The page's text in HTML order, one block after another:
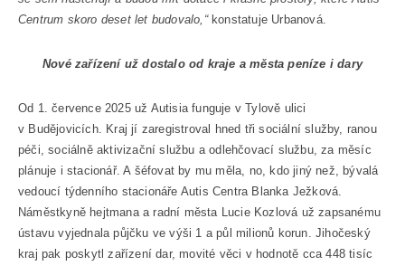
Centrum skoro deset let budovalo,“ konstatuje Urbanová.
Nové zařízení už dostalo od kraje a města peníze i dary
Od 1. července 2025 už Autisia funguje v Tylově ulici
v Budějovicích. Kraj jí zaregistroval hned tři sociální služby, ranou
péči, sociálně aktivizační službu a odlehčovací službu, za měsíc
plánuje i stacionář. A šéfovat by mu měla, no, kdo jiný než, bývalá
vedoucí týdenního stacionáře Autis Centra Blanka Ježková.
Náměstkyně hejtmana a radní města Lucie Kozlová už zapsanému
ústavu vyjednala půjčku ve výši 1 a půl milionů korun. Jihočeský
kraj pak poskytl zařízení dar, movité věci v hodnotě cca 448 tisíc